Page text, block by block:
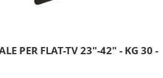
PER FLAT-TV 23"-42" - KG 30 -